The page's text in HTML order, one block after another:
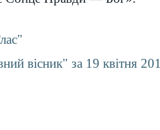
вісник" за 19 квітня